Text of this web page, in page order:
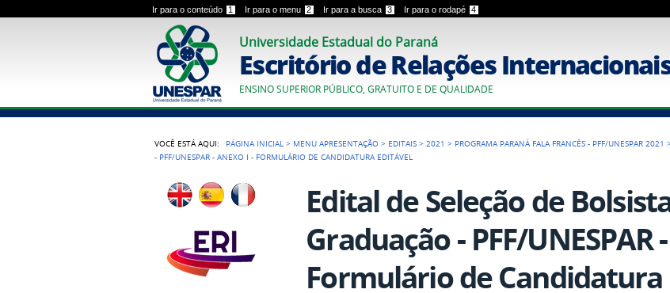
Ir para o conteúdo 1 Ir para o menu 2 Ir para a busca 3 Ir para o rodapé 4
Universidade Estadual do Paraná
Escritório de Relações
ENSINO SUPERIOR PÚBLICO, GRATUITO E DE QUALIDADE
VOCÊ ESTÁ AQUI: PÁGINA INICIAL > MENU APRESENTAÇÃO > EDITAIS >2021 > PROGRAMA PARANÁ FALA FRANCÊS - PFF/UNESPAR 2021
- PFF/UNESPAR - ANEXO I - FORMULÁRIO DE CANDIDATURA EDITÁVEL
Edital de Seleção de
Graduação - PFF/UNESPAR
Formulário de